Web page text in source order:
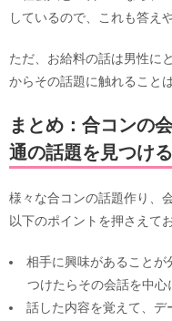
しているので、これも答え
ただ、お給料の話は男性に
からその話題に触れること
まとめ：合コンの
通の話題を見つける
様々な合コンの話題作り、
以下のポイントを押さえて
相手に興味があることが
つけたらその会話を中心
話した内容を覚えて、デ